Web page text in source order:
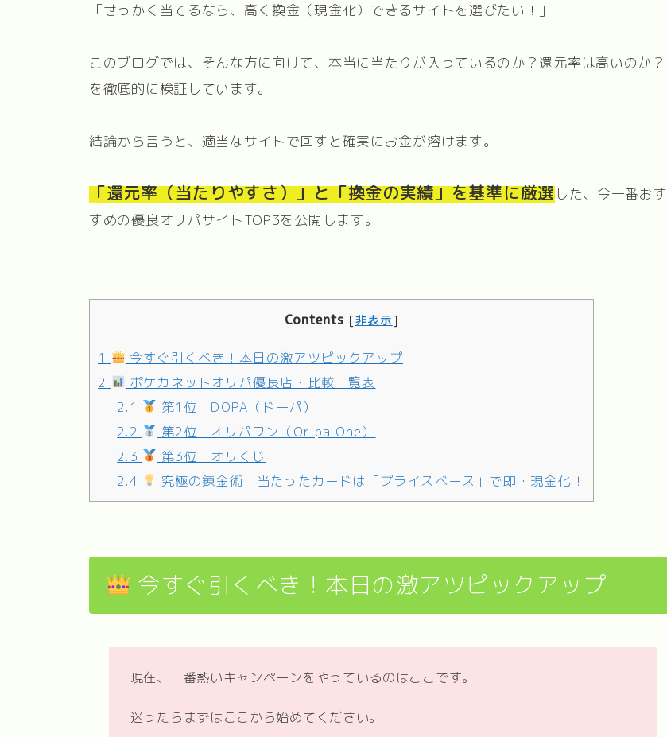
「せっかく当てるなら、高く換金（現金化）できるサイトを選びたい！」
このブログでは、そんな方に向けて、本当に当たりが入っているのか？還元率は高いのか？
を徹底的に検証しています。
結論から言うと、適当なサイトで回すと確実にお金が溶けます。
「還元率（当たりやすさ）」と「換金の実績」を基準に厳選した、今一番おす
すめの優良オリパサイトTOP3を公開します。
Contents [非表示]
1
今すぐ引くべき！本日の激アツピックアップ
2
ポケカネットオリパ優良店・比較一覧表
2.1
第1位：DOPA（ドーパ）
2.2
第2位：オリパワン（Oripa One）
2.3
第3位：オリくじ
2.4
究極の錬金術：当たったカードは「プライスベース」で即・現金化！
今すぐ引くべき！本日の激アツピックアップ
現在、一番熱いキャンペーンをやっているのはここです。
迷ったらまずはここから始めてください。